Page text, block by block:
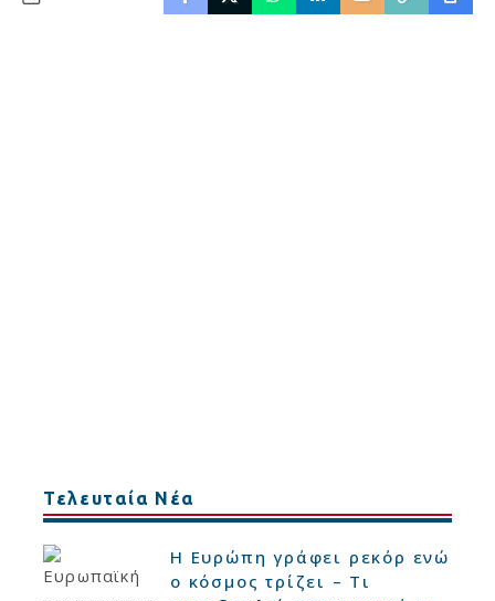
Τελευταία Νέα
Η Ευρώπη γράφει ρεκόρ ενώ
ο κόσμος τρίζει – Τι